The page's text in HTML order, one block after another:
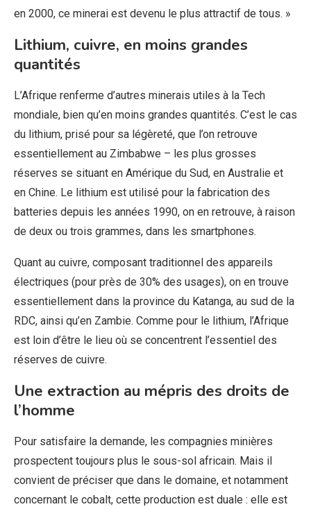
en 2000, ce minerai est devenu le plus attractif de tous. »
Lithium, cuivre, en moins grandes
quantités
L’Afrique renferme d’autres minerais utiles à la Tech
mondiale, bien qu’en moins grandes quantités. C’est le cas
du lithium, prisé pour sa légèreté, que l’on retrouve
essentiellement au Zimbabwe – les plus grosses
réserves se situant en Amérique du Sud, en Australie et
en Chine. Le lithium est utilisé pour la fabrication des
batteries depuis les années 1990, on en retrouve, à raison
de deux ou trois grammes, dans les smartphones.
Quant au cuivre, composant traditionnel des appareils
électriques (pour près de 30% des usages), on en trouve
essentiellement dans la province du Katanga, au sud de la
RDC, ainsi qu’en Zambie. Comme pour le lithium, l’Afrique
est loin d’être le lieu où se concentrent l’essentiel des
réserves de cuivre.
Une extraction au mépris des droits de
l’homme
Pour satisfaire la demande, les compagnies minières
prospectent toujours plus le sous-sol africain. Mais il
convient de préciser que dans le domaine, et notamment
concernant le cobalt, cette production est duale : elle est